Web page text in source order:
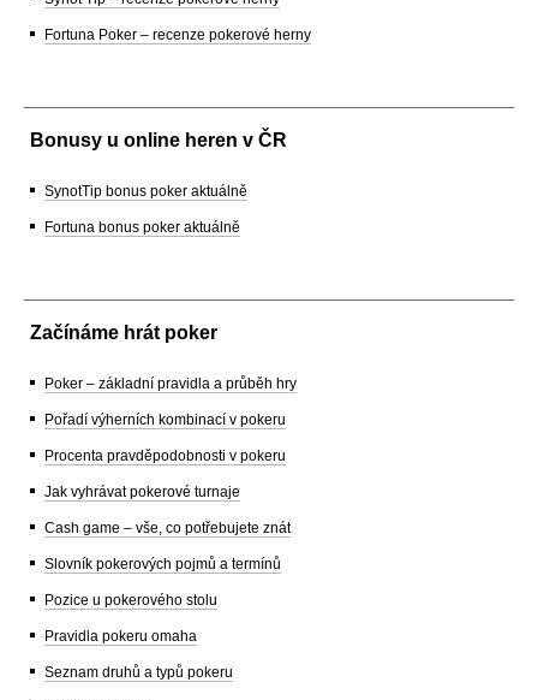
Fortuna Poker – recenze pokerové herny
Bonusy u online heren v ČR
SynotTip bonus poker aktuálně
Fortuna bonus poker aktuálně
Začínáme hrát poker
Poker – základní pravidla a průběh hry
Pořadí výherních kombinací v pokeru
Procenta pravděpodobnosti v pokeru
Jak vyhrávat pokerové turnaje
Cash game – vše, co potřebujete znát
Slovník pokerových pojmů a termínů
Pozice u pokerového stolu
Pravidla pokeru omaha
Seznam druhů a typů pokeru